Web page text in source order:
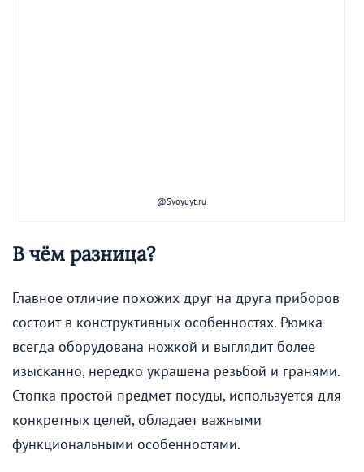
@Svoyuyt.ru
В чём разница?
Главное отличие похожих друг на друга приборов
состоит в конструктивных особенностях. Рюмка
всегда оборудована ножкой и выглядит более
изысканно, нередко украшена резьбой и гранями.
Стопка простой предмет посуды, используется для
конкретных целей, обладает важными
функциональными особенностями.